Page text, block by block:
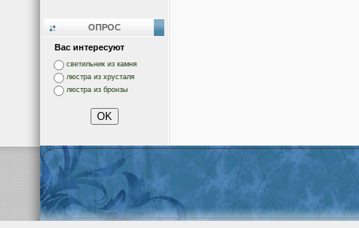
ОПРОС
Вас интересуют
светильник из камня
люстра из хрусталя
люстра из бронзы